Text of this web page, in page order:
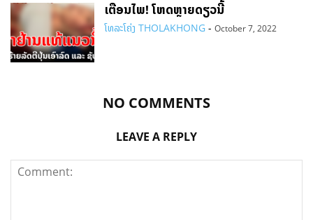
ເຕືອນໄພ! ໂຫດຫຼາຍດຽວນີ້
ໂທລະໂຄ່ງ THOLAKHONG - October 7, 2022
NO COMMENTS
LEAVE A REPLY